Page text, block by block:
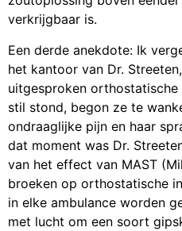
verkrijgbaar is.
Een derde anekdote: Ik
het kantoor van Dr.
uitgesproken
stil stond, begon ze te
ondraaglijke pijn en haar
dat moment was Dr.
van het effect van MAST
broeken op orthostatische
in elke ambulance worden
met lucht om een soort